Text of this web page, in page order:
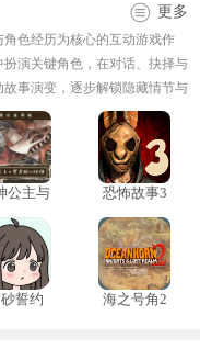
更多
色经历为核心的互动游戏作
演关键角色，在对话、抉择与
事演变，逐步解锁隐藏情节与
体节奏以故事推进为主，操作
公主与
文版
恐怖故事3
誓约
海之号角2